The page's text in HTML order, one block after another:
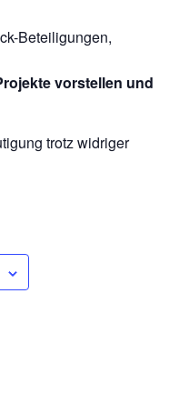
Beteiligungen,
vorstellen und
trotz widriger